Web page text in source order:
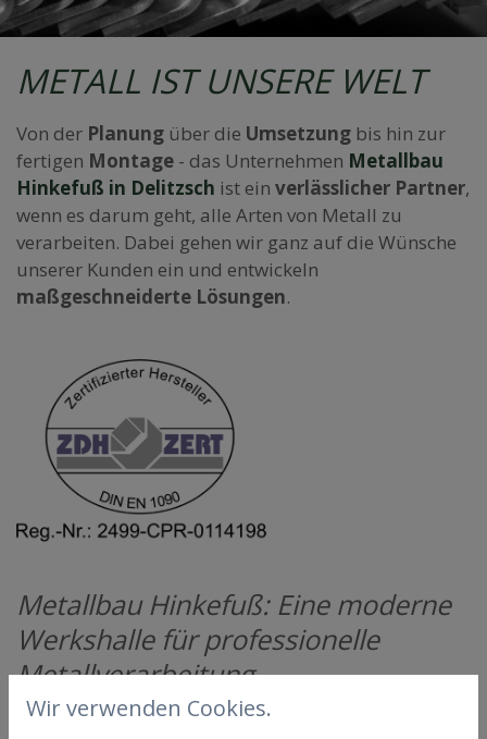
METALL IST UNSERE WELT
Von der Planung über die Umsetzung bis hin zur
fertigen Montage - das Unternehmen Metallbau
Hinkefuß in Delitzsch ist ein verlässlicher Partner,
wenn es darum geht, alle Arten von Metall zu
verarbeiten. Dabei gehen wir ganz auf die Wünsche
unserer Kunden ein und entwickeln
maßgeschneiderte Lösungen.
Metallbau Hinkefuß: Eine moderne
Werkshalle für professionelle
Metallverarbeitung
Für alle möglichen Behandlungsverfahren stehen
Wir verwenden Cookies.